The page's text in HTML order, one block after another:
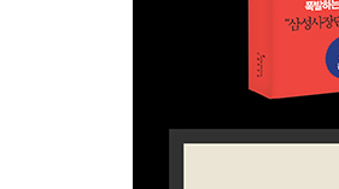
대폭 줄어들게 되었다.
분석하기에 적합하다.
실리콘밸리는 그 어떤